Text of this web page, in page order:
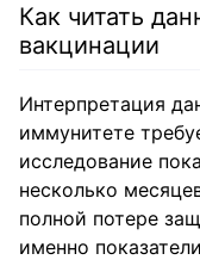
Как читать
вакцинации
Интерпретация
иммунитете
исследование
несколько
полной потере
именно